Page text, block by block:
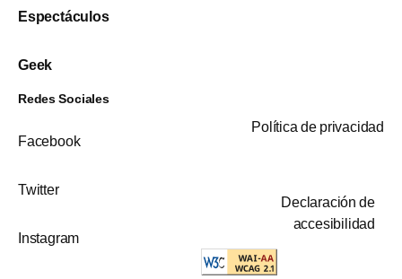
Espectáculos
Geek
Redes Sociales
Facebook
Twitter
Instagram
Política de privacidad
Declaración de
accesibilidad